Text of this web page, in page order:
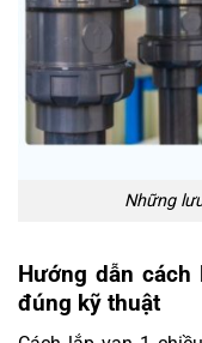
Những
Hướng dẫn
đúng kỹ thuật